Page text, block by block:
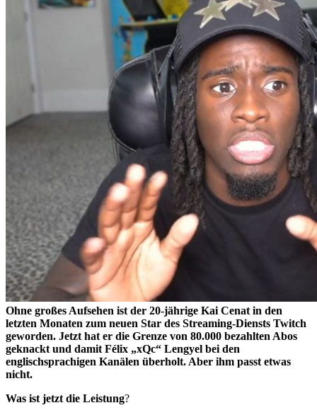
Ohne großes Aufsehen ist der 20-jährige Kai Cenat in den
letzten Monaten zum neuen Star des Streaming-Diensts Twitch
geworden. Jetzt hat er die Grenze von 80.000 bezahlten Abos
geknackt und damit Félix „xQc“ Lengyel bei den
englischsprachigen Kanälen überholt. Aber ihm passt etwas
nicht.
Was ist jetzt die Leistung?